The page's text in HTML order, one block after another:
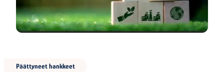
Päättyneet hankkeet